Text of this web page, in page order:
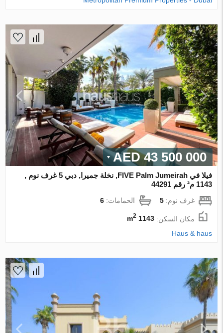
43 500 000 AED
فيلا في FIVE Palm Jumeirah, نخلة جميرا, دبي 5 غرف نوم ,
1143 م² رقم 44291
غرف نوم:5 الحمامات:6
مكان السكن:1143 m
2
Haus & haus